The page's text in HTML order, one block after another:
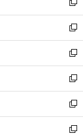
で
開
く
ド
ウ
で
開
く
新
し
い
ウ
ィ
ン
ド
ウ
で
開
く
新
し
い
ウ
ィ
ン
ド
ウ
で
新
し
い
ウ
ィ
ン
ド
新
し
い
ウ
ィ
新
し
い
新